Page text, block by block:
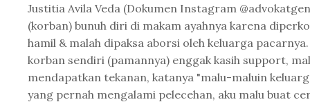
Justitia Avila Veda (Dokumen Instagram
(korban) bunuh diri di makam ayahnya karena
hamil & malah dipaksa aborsi oleh keluarga
korban sendiri (pamannya) enggak kasih support,
mendapatkan tekanan, katanya "malu-maluin
yang pernah mengalami pelecehan, aku malu buat